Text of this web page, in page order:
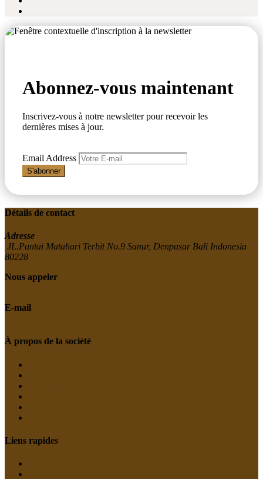
Abonnez-vous maintenant
Inscrivez-vous à notre newsletter pour recevoir les
dernières mises à jour.
Email Address
S'abonner
Détails de contact
Adresse
JL.Pantai Matahari Terbit No.9 Sanur, Denpasar Bali Indonesia
80228
Nous appeler
E-mail
À propos de la société
Liens rapides